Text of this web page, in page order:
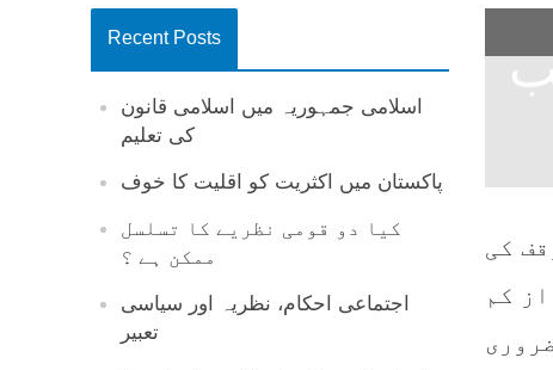
Recent Posts
اسلامی جمہوریہ میں اسلامی قانون
کی تعلیم
پاکستان میں اکثریت کو اقلیت کا خوف
کیا دو قومی نظریے کا تسلسل
ممکن ہے ؟
اجتماعی احکام، نظریہ اور سیاسی
تعبیر
کی
کم